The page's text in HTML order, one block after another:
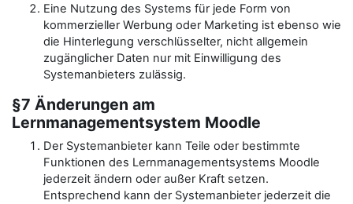
Eine Nutzung des Systems für jede Form von
kommerzieller Werbung oder Marketing ist ebenso wie
die Hinterlegung verschlüsselter, nicht allgemein
zugänglicher Daten nur mit Einwilligung des
Systemanbieters zulässig.
§7 Änderungen am
Lernmanagementsystem Moodle
Der Systemanbieter kann Teile oder bestimmte
Funktionen des Lernmanagementsystems Moodle
jederzeit ändern oder außer Kraft setzen.
Entsprechend kann der Systemanbieter jederzeit die